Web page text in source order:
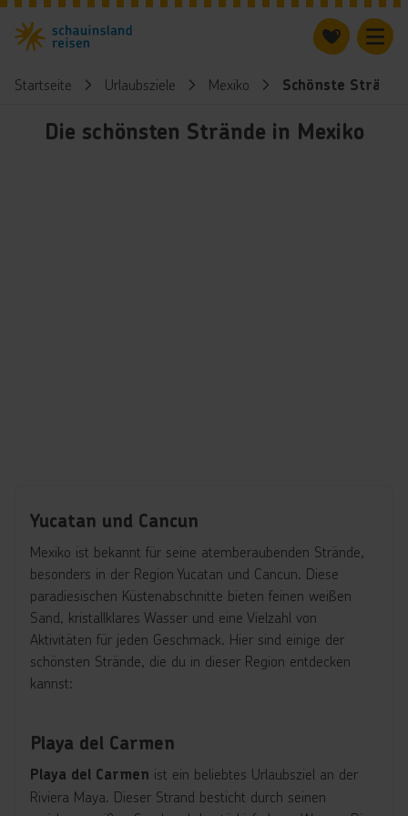
Startseite Urlaubsziele Mexiko Schönste Strände
Die schönsten Strände in Mexiko
Yucatan und Cancun
Mexiko ist bekannt für seine atemberaubenden Strände,
besonders in der Region Yucatan und Cancun. Diese
paradiesischen Küstenabschnitte bieten feinen weißen
Sand, kristallklares Wasser und eine Vielzahl von
Aktivitäten für jeden Geschmack. Hier sind einige der
schönsten Strände, die du in dieser Region entdecken
kannst:
Playa del Carmen
Playa del Carmen ist ein beliebtes Urlaubsziel an der
Riviera Maya. Dieser Strand besticht durch seinen